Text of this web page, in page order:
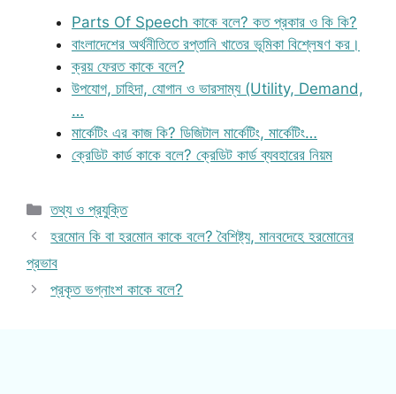
Parts Of Speech কাকে বলে? কত প্রকার ও কি কি?
বাংলাদেশের অর্থনীতিতে রপ্তানি খাতের ভূমিকা বিশ্লেষণ কর।
ক্রয় ফেরত কাকে বলে?
উপযোগ, চাহিদা, যোগান ও ভারসাম্য (Utility, Demand,
…
মার্কেটিং এর কাজ কি? ডিজিটাল মার্কেটিং, মার্কেটিং…
ক্রেডিট কার্ড কাকে বলে? ক্রেডিট কার্ড ব্যবহারের নিয়ম
Categories
তথ্য ও প্রযুক্তি
হরমোন কি বা হরমোন কাকে বলে? বৈশিষ্ট্য, মানবদেহে হরমোনের
প্রভাব
প্রকৃত ভগ্নাংশ কাকে বলে?